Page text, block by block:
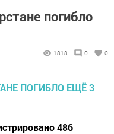
погибло
1818 0 0
486